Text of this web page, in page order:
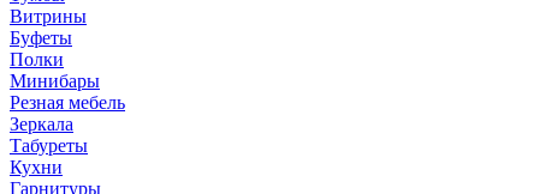
Витрины
Буфеты
Полки
Минибары
Резная мебель
Зеркала
Табуреты
Кухни
Гарнитуры